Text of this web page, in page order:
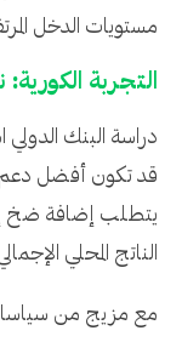
مستويات الدخل
التجربة
دراسة البنك
قد تكون أفضل دعم
يتطلب إضافة ضخ
الناتج المحلي
مع مزيج من سياسات